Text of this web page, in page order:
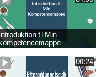
til Min
kompetencemappe
00:24